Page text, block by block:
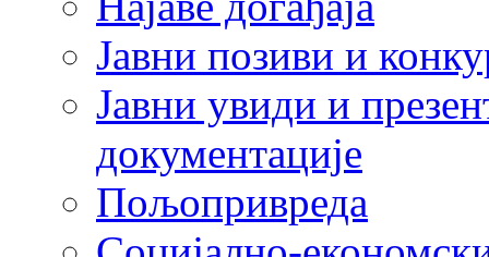
Јавни позиви и
Јавни увиди и
документације
Пољопривреда